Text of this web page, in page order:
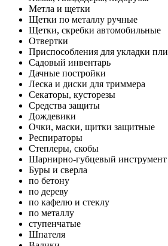
Метла и щетки
Щетки по металлу ручные
Щетки, скребки автомобильные
Отвертки
Приспособления для укладки
Садовый инвентарь
Дачные постройки
Леска и диски для триммера
Секаторы, кусторезы
Средства защиты
Дождевики
Очки, маски, щитки защитные
Респираторы
Степлеры, скобы
Шарнирно-губцевый инструмент
Буры и сверла
по бетону
по дереву
по кафелю и стеклу
по металлу
ступенчатые
Шпателя